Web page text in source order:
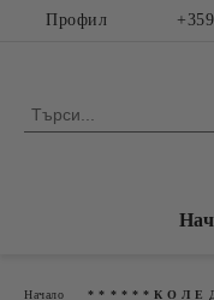
Профил
Начало * * * * * * К О Л Е